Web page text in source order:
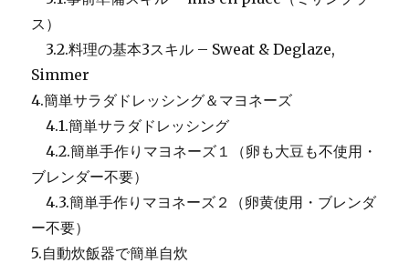
ス）
3.2.料理の基本3スキル – Sweat & Deglaze,
Simmer
4.簡単サラダドレッシング＆マヨネーズ
4.1.簡単サラダドレッシング
4.2.簡単手作りマヨネーズ１（卵も大豆も不使用・
ブレンダー不要）
4.3.簡単手作りマヨネーズ２（卵黄使用・ブレンダ
ー不要）
5.自動炊飯器で簡単自炊